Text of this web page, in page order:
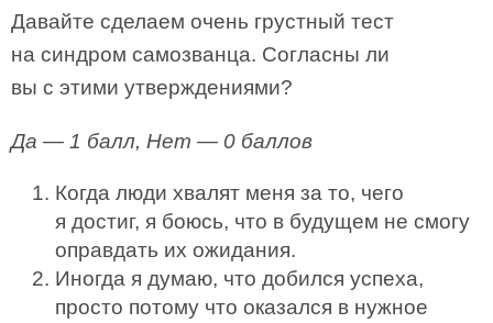
Давайте сделаем очень грустный тест
на синдром самозванца. Согласны ли
вы с этими утверждениями?
Да — 1 балл, Нет — 0 баллов
Когда люди хвалят меня за то, чего
я достиг, я боюсь, что в будущем не смогу
оправдать их ожидания.
Иногда я думаю, что добился успеха,
просто потому что оказался в нужное